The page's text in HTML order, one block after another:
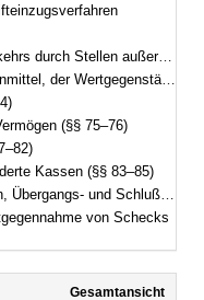
außerhalb der eigenen Verwaltung
und anderer Gegenstände (§§ 57–60)
(§§ 75–76)
Kassen (§§ 83–85)
Schlußvorschriften (§§ 86–89)
von Schecks
Gesamtansicht